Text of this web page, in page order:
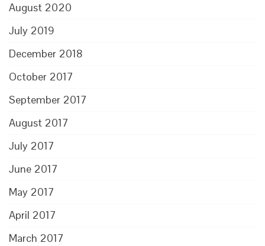
August 2020
July 2019
December 2018
October 2017
September 2017
August 2017
July 2017
June 2017
May 2017
April 2017
March 2017